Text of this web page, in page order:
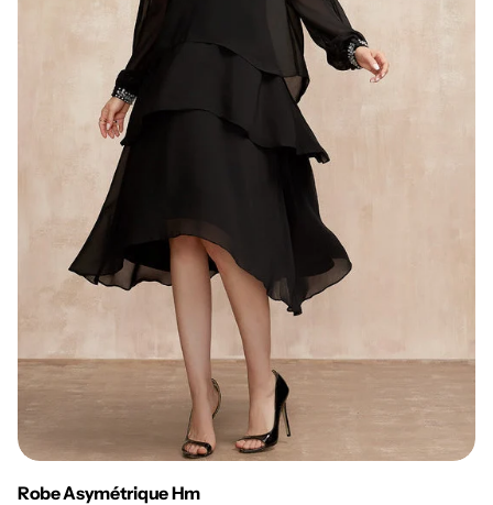
Robe Asymétrique Hm